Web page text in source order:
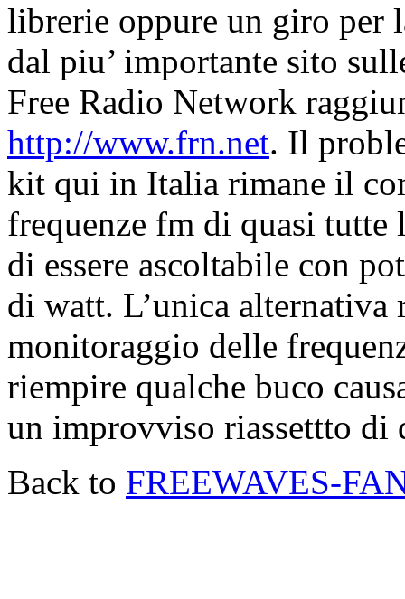
librerie oppure un giro per
dal piu’ importante sito
Free Radio Network
http://www.frn.net. Il
kit qui in Italia rimane il
frequenze fm di quasi tutte
di essere ascoltabile con
di watt. L’unica alternativa
monitoraggio delle
riempire qualche buco
un improvviso riassettto di
Back to FREEWAVES-